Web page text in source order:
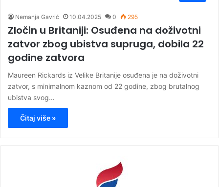
Nemanja Gavrić 10.04.2025 0 295
Zločin u Britaniji: Osuđena na doživotni
zatvor zbog ubistva supruga, dobila 22
godine zatvora
Maureen Rickards iz Velike Britanije osuđena je na doživotni
zatvor, s minimalnom kaznom od 22 godine, zbog brutalnog
ubistva svog…
Čitaj više »